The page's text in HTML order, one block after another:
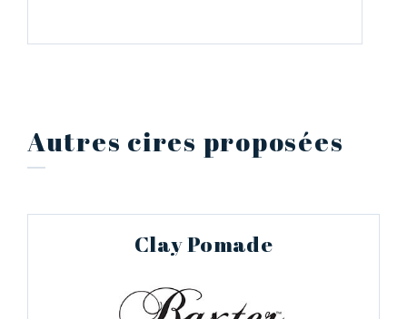
Autres cires proposées
Clay Pomade